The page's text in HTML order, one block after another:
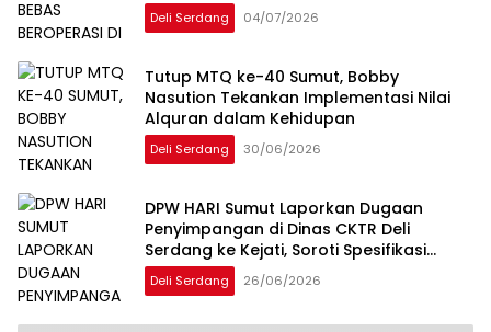
Deli Serdang 04/07/2026
Tutup MTQ ke-40 Sumut, Bobby
Nasution Tekankan Implementasi Nilai
Alquran dalam Kehidupan
Deli Serdang 30/06/2026
DPW HARI Sumut Laporkan Dugaan
Penyimpangan di Dinas CKTR Deli
Serdang ke Kejati, Soroti Spesifikasi
Bermerek hingga Serah Terima Proyek
Rp35 Miliar
Deli Serdang 26/06/2026